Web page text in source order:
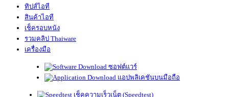
ทิปส์ไอที
สินค้าไอที
เช็ครอบหนัง
รวมคลิป Thaiware
เครื่องมือ
ซอฟต์แวร์
แอปพลิเคชันบนมือถือ
เช็คความเร็วเน็ต (Speedtest)